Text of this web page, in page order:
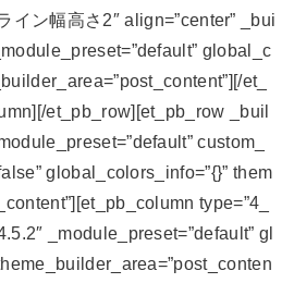
イン幅高さ2″ align=”center” _bui
global_c
et_
et_pb_row][et_pb_row _buil
custom_
global_colors_info=”{}” them
type=”4_
_module_preset=”default” gl